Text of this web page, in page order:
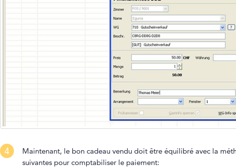
4
Maintenant, le bon cadeau vendu doit être équilibré avec la
suivantes pour comptabiliser le paiement: